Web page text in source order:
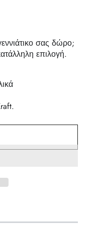
σας δώρο;
επιλογή.